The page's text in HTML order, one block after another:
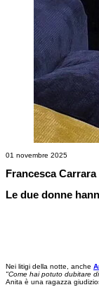
01 novembre 2025
Francesca
Le due donne
Nei litigi della notte, anche
"Come hai potuto dubitare
Anita è una ragazza